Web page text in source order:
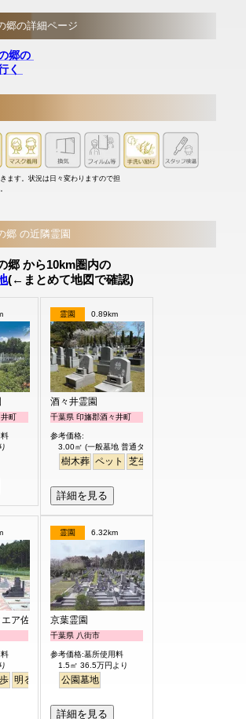
郷の詳細ページ
郷の
く
ます。状況は日々変わりますので担
郷 の近隣霊園
郷 から10km圏内の
(←まとめて地図で確認)
町
霊園 0.89km
酒々井霊園
千葉県 印旛郡酒々井町
参考価格:
3.00㎡ (一般墓地 普通タイプ) 25万円より
樹木葬 ペット 芝生
詳細を見る
ア佐倉
明るい
霊園 6.32km
京葉霊園
千葉県 八街市
参考価格:墓所使用料
1.5㎡ 36.5万円より
公園墓地
詳細を見る